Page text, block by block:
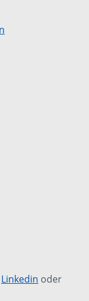
Linkedin oder